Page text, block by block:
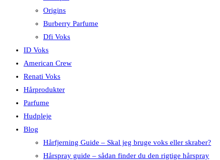
Origins
Burberry Parfume
Dfi Voks
ID Voks
American Crew
Renati Voks
Hårprodukter
Parfume
Hudpleje
Blog
Hårfjerning Guide – Skal jeg bruge voks eller skraber?
Hårspray guide – sådan finder du den rigtige hårspray